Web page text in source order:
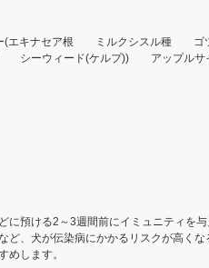
ャー(エキナセア根 ミルクシスル
ーウィード(ケルプ)) アップルサ
に預ける2～3週間前にイミュニティを
ど、犬が伝染病にかかるリスクが高く
めします。